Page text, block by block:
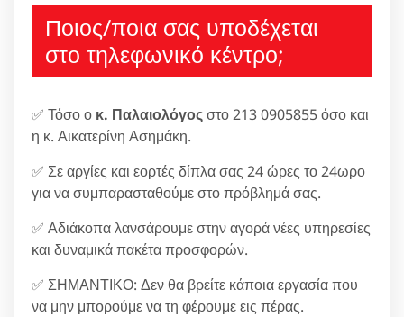
Ποιος/ποια σας υποδέχεται
στο τηλεφωνικό κέντρο;
✅ Τόσο ο κ. Παλαιολόγοςστο 213 0905855 όσο και
η κ. Αικατερίνη Ασημάκη.
✅ Σε αργίες και εορτές δίπλα σας 24 ώρες το 24ωρο
για να συμπαρασταθούμε στο πρόβλημά σας.
✅ Αδιάκοπα λανσάρουμε στην αγορά νέες υπηρεσίες
και δυναμικά πακέτα προσφορών.
✅ ΣΗΜΑΝΤΙΚΟ: Δεν θα βρείτε κάποια εργασία που
να μην μπορούμε να τη φέρουμε εις πέρας.